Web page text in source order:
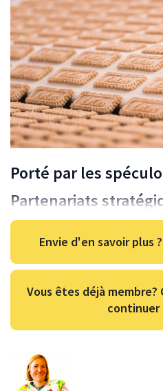
Porté par les
Partenariats
Envie d'en savoir plus
Vous êtes déjà
continuer